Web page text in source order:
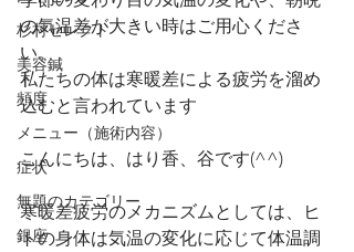
杉村セレクト
美容鍼
頻度
メニュー（施術内容）
症状
無題のカテゴリー
銀座
の気温差が大きい時はご用心くださ
い。
私たちの体は寒暖差による疲労を溜め
込むと言われています
こんにちは、はり香、谷です(^^)
寒暖差疲労のメカニズムとしては、ヒ
トの身体は気温の変化に応じて体温調